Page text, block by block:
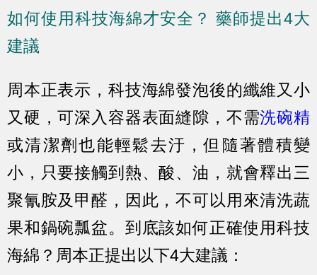
如何使用科技海綿才安全？ 藥師提出4大
建議
周本正表示，科技海綿發泡後的纖維又小
又硬，可深入容器表面縫隙，不需洗碗精
或清潔劑也能輕鬆去汙，但隨著體積變
小，只要接觸到熱、酸、油，就會釋出三
聚氰胺及甲醛，因此，不可以用來清洗蔬
果和鍋碗瓢盆。到底該如何正確使用科技
海綿？周本正提出以下4大建議：